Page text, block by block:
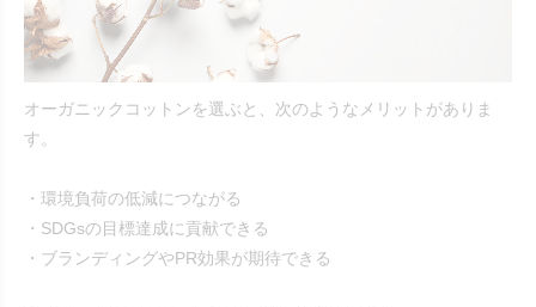
オーガニックコットンを選ぶと、次のようなメリットがありま
す。
・環境負荷の低減につながる
・SDGsの目標達成に貢献できる
・ブランディングやPR効果が期待できる